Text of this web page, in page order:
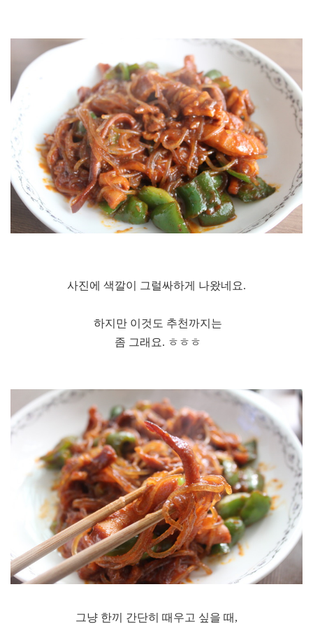
사진에 색깔이 그럴싸하게 나왔네요.
하지만 이것도 추천까지는
좀 그래요. ㅎㅎㅎ
그냥 한끼 간단히 때우고 싶을 때,